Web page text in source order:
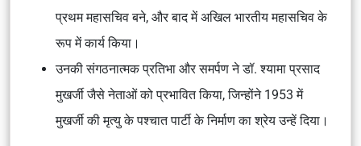
प्रथम महासचिव बने, और बाद में अखिल भारतीय महासचिव के
रूप में कार्य किया।
उनकी संगठनात्मक प्रतिभा और समर्पण ने डॉ. श्यामा प्रसाद
मुखर्जी जैसे नेताओं को प्रभावित किया, जिन्होंने 1953 में
मुखर्जी की मृत्यु के पश्चात पार्टी के निर्माण का श्रेय उन्हें दिया।